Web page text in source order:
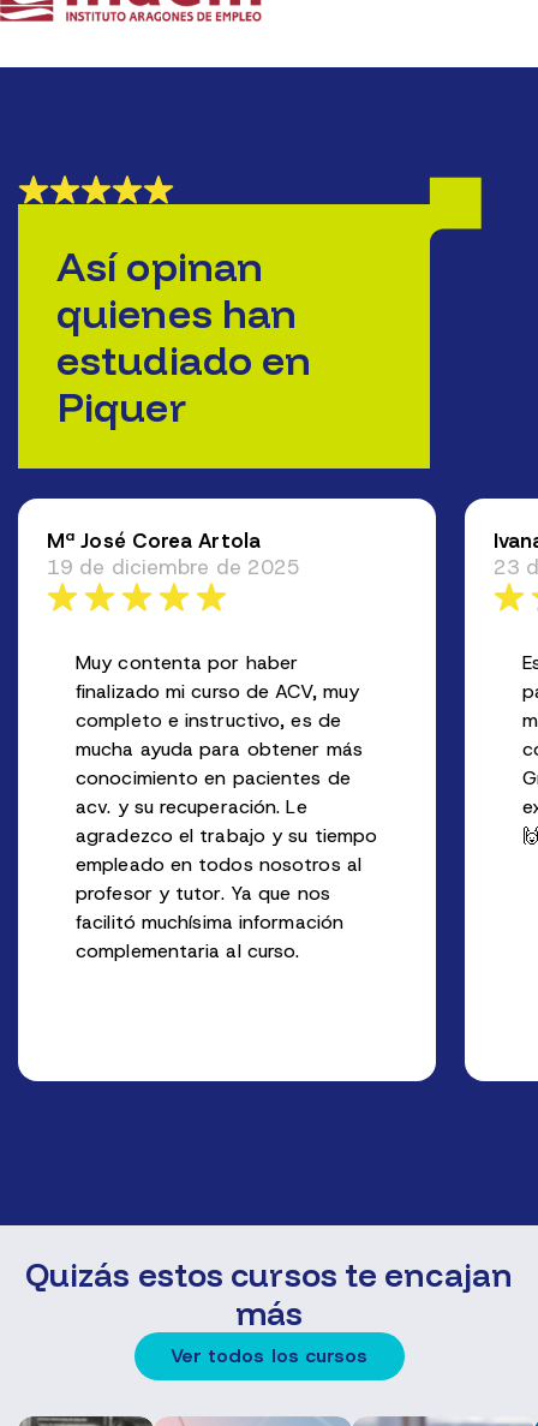
Así opinan
quienes han
estudiado en
Piquer
Mª José Corea Artola
19 de diciembre de 2025
Muy contenta por haber
finalizado mi curso de ACV, muy
completo e instructivo, es de
mucha ayuda para obtener más
conocimiento en pacientes de
acv. y su recuperación. Le
agradezco el trabajo y su tiempo
empleado en todos nosotros al
profesor y tutor. Ya que nos
facilitó muchísima información
complementaria al curso.
23
Quizás estos cursos te encajan
más
Ver todos los cursos